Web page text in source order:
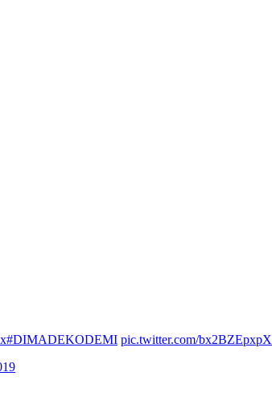
#DIMADEKODEMI pic.twitter.com/bx2BZEpxpX